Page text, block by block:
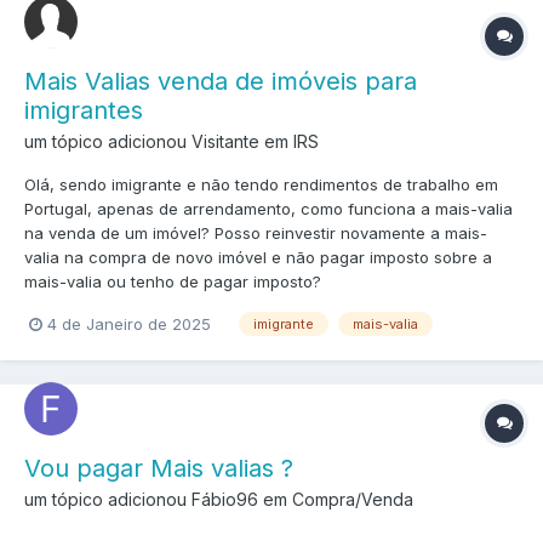
Mais Valias venda de imóveis para
imigrantes
um tópico adicionou Visitante em IRS
Olá, sendo imigrante e não tendo rendimentos de trabalho em
Portugal, apenas de arrendamento, como funciona a mais-valia
na venda de um imóvel? Posso reinvestir novamente a mais-
valia na compra de novo imóvel e não pagar imposto sobre a
mais-valia ou tenho de pagar imposto?
4 de Janeiro de 2025 imigrante mais-valia
Vou pagar Mais valias ?
um tópico adicionou Fábio96 em Compra/Venda